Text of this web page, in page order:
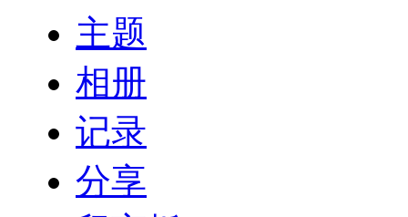
主题
相册
记录
分享